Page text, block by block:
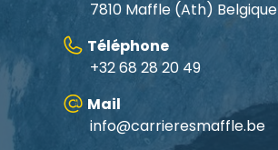
7810 Maffle (Ath) Belgique
Téléphone
+32 68 28 20 49
Mail
info@carrieresmaffle.be